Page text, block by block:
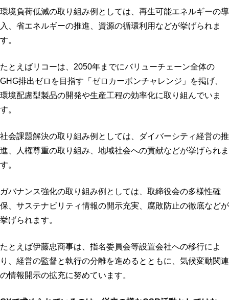
環境負荷低減の取り組み例としては、再生可能エネルギーの導
入、省エネルギーの推進、資源の循環利用などが挙げられま
す。
たとえばリコーは、2050年までにバリューチェーン全体の
GHG排出ゼロを目指す「ゼロカーボンチャレンジ」を掲げ、
環境配慮型製品の開発や生産工程の効率化に取り組んでいま
す。
社会課題解決の取り組み例としては、ダイバーシティ経営の推
進、人権尊重の取り組み、地域社会への貢献などが挙げられま
す。
ガバナンス強化の取り組み例としては、取締役会の多様性確
保、サステナビリティ情報の開示充実、腐敗防止の徹底などが
挙げられます。
たとえば伊藤忠商事は、指名委員会等設置会社への移行によ
り、経営の監督と執行の分離を進めるとともに、気候変動関連
の情報開示の拡充に努めています。